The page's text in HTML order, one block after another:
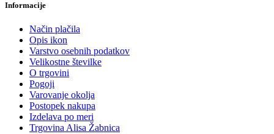
Informacije
Način plačila
Opis ikon
Varstvo osebnih podatkov
Velikostne številke
O trgovini
Pogoji
Varovanje okolja
Postopek nakupa
Izdelava po meri
Trgovina Alisa Žabnica